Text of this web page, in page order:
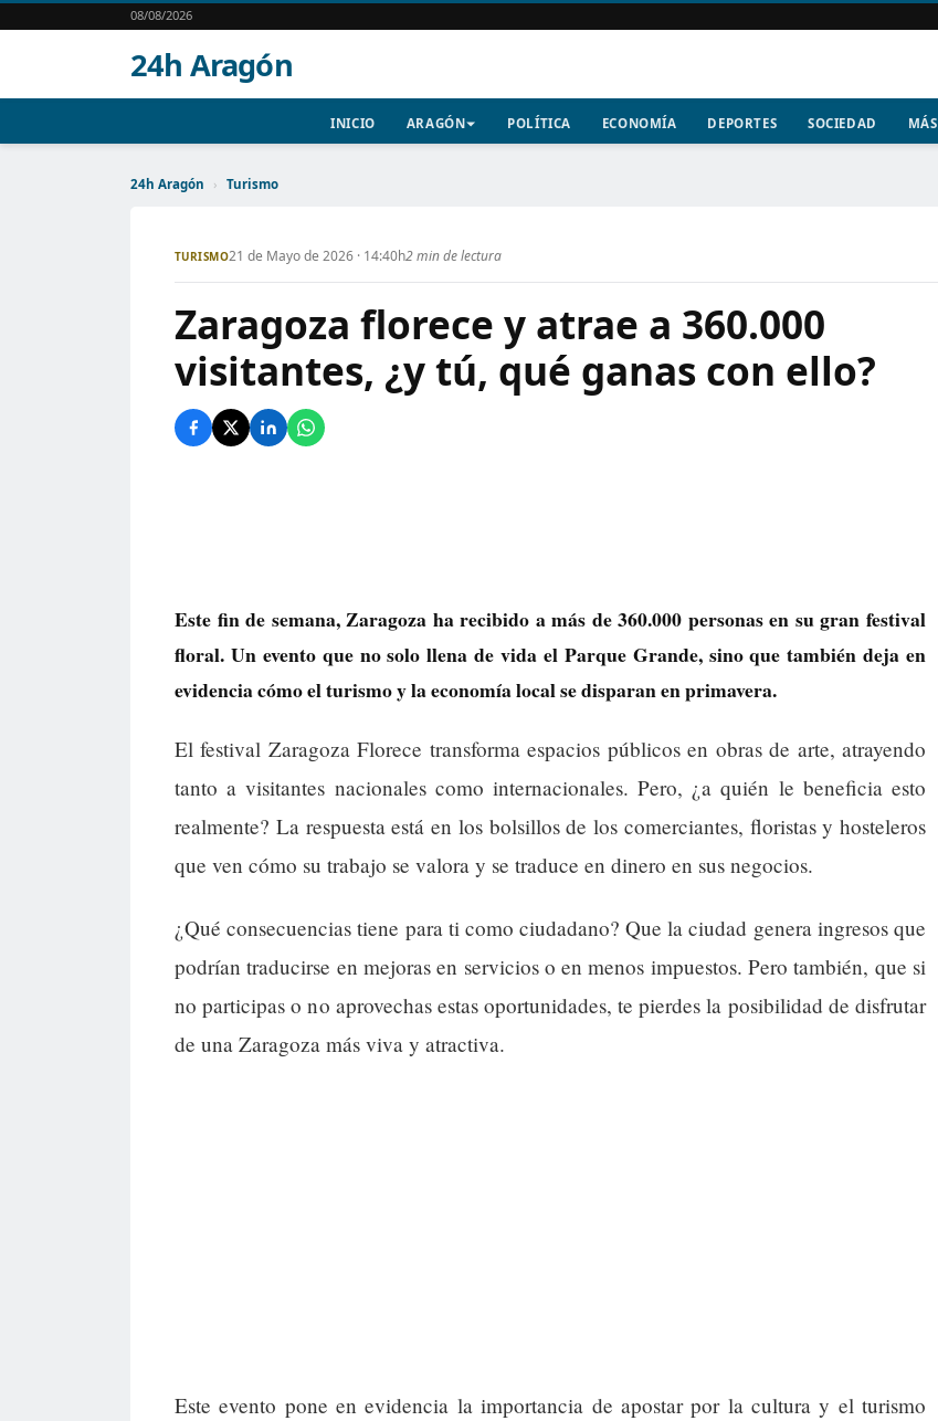
08/08/2026
24h Aragón
INICIO ARAGÓN POLÍTICA ECONOMÍA DEPORTES SOCIEDAD MÁS
24h Aragón › Turismo
TURISMO21 de Mayo de 2026 · 14:40h2 min de lectura
Zaragoza florece y atrae a 360.000
visitantes, ¿y tú, qué ganas con ello?
Este fin de semana, Zaragoza ha recibido a más de 360.000 personas en su gran festival
floral. Un evento que no solo llena de vida el Parque Grande, sino que también deja en
evidencia cómo el turismo y la economía local se disparan en primavera.
El festival Zaragoza Florece transforma espacios públicos en obras de arte, atrayendo
tanto a visitantes nacionales como internacionales. Pero, ¿a quién le beneficia esto
realmente? La respuesta está en los bolsillos de los comerciantes, floristas y hosteleros
que ven cómo su trabajo se valora y se traduce en dinero en sus negocios.
¿Qué consecuencias tiene para ti como ciudadano? Que la ciudad genera ingresos que
podrían traducirse en mejoras en servicios o en menos impuestos. Pero también, que si
no participas o no aprovechas estas oportunidades, te pierdes la posibilidad de disfrutar
de una Zaragoza más viva y atractiva.
Este evento pone en evidencia la importancia de apostar por la cultura y el turismo